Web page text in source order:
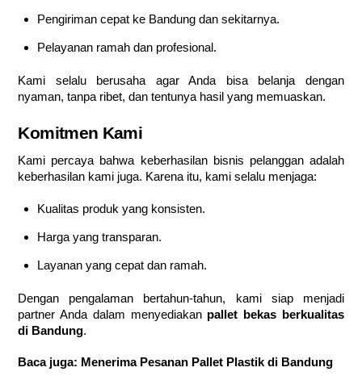
Pengiriman cepat ke Bandung dan sekitarnya.
Pelayanan ramah dan profesional.
Kami selalu berusaha agar Anda bisa belanja dengan
nyaman, tanpa ribet, dan tentunya hasil yang memuaskan.
Komitmen Kami
Kami percaya bahwa keberhasilan bisnis pelanggan adalah
keberhasilan kami juga. Karena itu, kami selalu menjaga:
Kualitas produk yang konsisten.
Harga yang transparan.
Layanan yang cepat dan ramah.
Dengan pengalaman bertahun-tahun, kami siap menjadi
partner Anda dalam menyediakan pallet bekas berkualitas
di Bandung.
Baca juga: Menerima Pesanan Pallet Plastik di Bandung